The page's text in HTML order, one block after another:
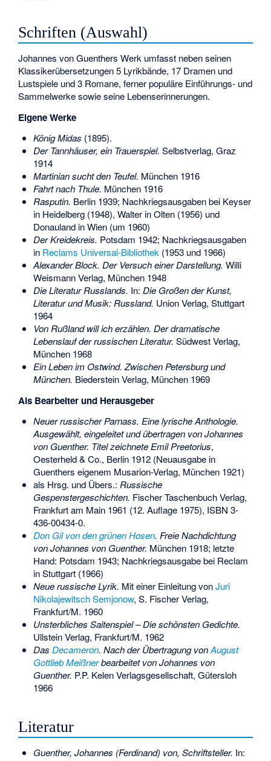
Schriften (Auswahl)
Johannes von Guenthers Werk umfasst neben seinen
Klassikerübersetzungen 5 Lyrikbände, 17 Dramen und
Lustspiele und 3 Romane, ferner populäre Einführungs- und
Sammelwerke sowie seine Lebenserinnerungen.
Eigene Werke
König Midas (1895).
Der Tannhäuser, ein Trauerspiel. Selbstverlag, Graz
1914
Martinian sucht den Teufel. München 1916
Fahrt nach Thule. München 1916
Rasputin. Berlin 1939; Nachkriegsausgaben bei Keyser
in Heidelberg (1948), Walter in Olten (1956) und
Donauland in Wien (um 1960)
Der Kreidekreis. Potsdam 1942; Nachkriegsausgaben
in Reclams Universal-Bibliothek (1953 und 1966)
Alexander Block. Der Versuch einer Darstellung. Willi
Weismann Verlag, München 1948
Die Literatur Russlands. In: Die Großen der Kunst,
Literatur und Musik: Russland. Union Verlag, Stuttgart
1964
Von Rußland will ich erzählen. Der dramatische
Lebenslauf der russischen Literatur. Südwest Verlag,
München 1968
Ein Leben im Ostwind. Zwischen Petersburg und
München. Biederstein Verlag, München 1969
Als Bearbeiter und Herausgeber
Neuer russischer Parnass. Eine lyrische Anthologie.
Ausgewählt, eingeleitet und übertragen von Johannes
von Guenther. Titel zeichnete Emil Preetorius,
Oesterheld & Co., Berlin 1912 (Neuausgabe in
Guenthers eigenem Musarion-Verlag, München 1921)
als Hrsg. und Übers.: Russische
Gespenstergeschichten. Fischer Taschenbuch Verlag,
Frankfurt am Main 1961 (12. Auflage 1975), ISBN 3-
436-00434-0.
Don Gil von den grünen Hosen. Freie Nachdichtung
von Johannes von Guenther. München 1918; letzte
Hand: Potsdam 1943; Nachkriegsausgabe bei Reclam
in Stuttgart (1966)
Neue russische Lyrik. Mit einer Einleitung vonJuri
Nikolajewitsch Semjonow, S. Fischer Verlag,
Frankfurt/M. 1960
Unsterbliches Saitenspiel – Die schönsten Gedichte.
Ullstein Verlag, Frankfurt/M. 1962
Das Decameron. Nach der Übertragung vonAugust
Gottlieb Meißnerbearbeitet von Johannes von
Guenther. P.P. Kelen Verlagsgesellschaft, Gütersloh
1966
Literatur
Guenther, Johannes (Ferdinand) von, Schriftsteller. In: